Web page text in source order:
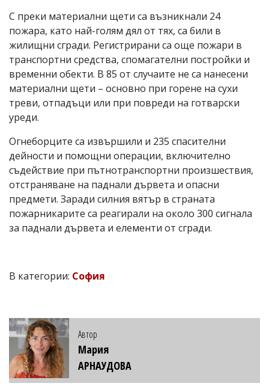
С преки материални щети са възникнали 24
пожара, като най-голям дял от тях, са били в
жилищни сгради. Регистрирани са още пожари в
транспортни средства, спомагателни постройки и
временни обекти. В 85 от случаите не са нанесени
материални щети – основно при горене на сухи
треви, отпадъци или при повреди на готварски
уреди.
Огнеборците са извършили и 235 спасителни
дейности и помощни операции, включително
съдействие при пътнотранспортни произшествия,
отстраняване на паднали дървета и опасни
предмети. Заради силния вятър в страната
пожарникарите са реагирали на около 300 сигнала
за паднали дървета и елементи от сгради.
В категории: София
Автор
Мария
АРНАУДОВА